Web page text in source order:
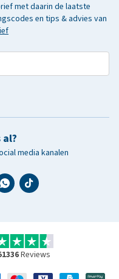
met daarin de laatste
en tips & advies van
al?
media kanalen
Reviews